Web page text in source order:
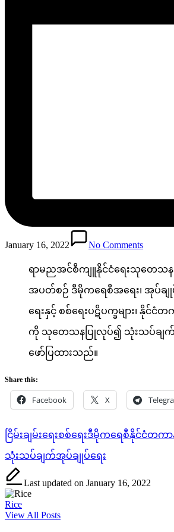
January 16, 2022 No Comments
ရာမညအင်စီကျူနိုင်ငံရေးသုတေသန
အပတ်စဉ် ဒီမိုကရေစီအရေး၊ အုပ်ချုပ်ရ
ရေးနှင့် စစ်ရေးပဋိပက္ခများ၊ နိုင်ငံတ
ကို သုတေသနပြုလုပ်၍ သုံးသပ်ချက်မျ
ဖော်ပြထားသည်။
Share this:
Facebook X
Tags:
ငြိမ်းချမ်းရေးစစ်ရေးဒီမိုကရေစီနိုင်ငံတကာ
သုံးသပ်ချက်အုပ်ချုပ်ရေး
Last updated on January 16, 2022
Rice
View All Posts